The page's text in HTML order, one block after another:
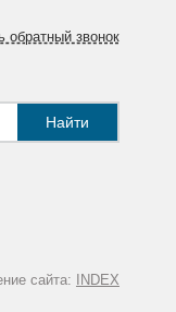
обратный звонок
Найти
сайта: INDEX